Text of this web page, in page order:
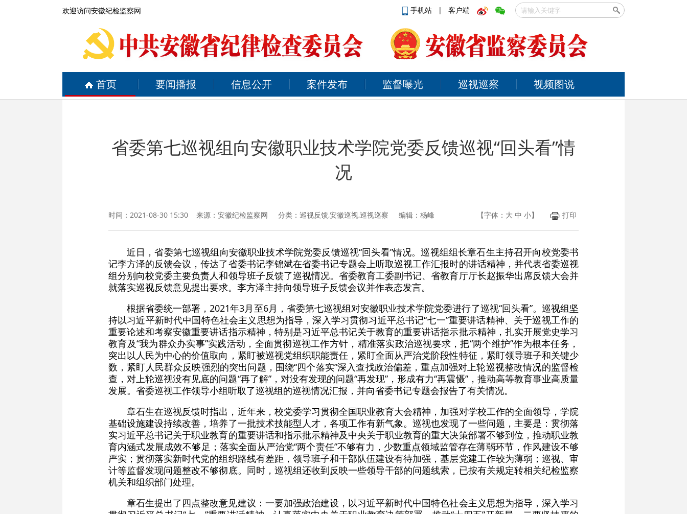
欢迎访问安徽纪检监察网 手机站 | 客户端
首页 要闻播报 信息公开 案件发布 监督曝光 巡视巡察 视频图说
省委第七巡视组向安徽职业技术学院党委反馈巡视“回头看”情
况
时间：2021-08-30 15:30 来源： 安徽纪检监察网 分类：巡视反馈,安徽巡视,巡视巡察 编辑：杨峰 【字体： 大 中 小】 打印
近日，省委第七巡视组向安徽职业技术学院党委反馈巡视“回头看”情况。巡视组组长章石生主持召开向校党委书
记李方泽的反馈会议，传达了省委书记李锦斌在省委书记专题会上听取巡视工作汇报时的讲话精神，并代表省委巡视
组分别向校党委主要负责人和领导班子反馈了巡视情况。省委教育工委副书记、省教育厅厅长赵振华出席反馈大会并
就落实巡视反馈意见提出要求。李方泽主持向领导班子反馈会议并作表态发言。
根据省委统一部署，2021年3月至6月，省委第七巡视组对安徽职业技术学院党委进行了巡视“回头看”。巡视组坚
持以习近平新时代中国特色社会主义思想为指导，深入学习贯彻习近平总书记“七一”重要讲话精神、关于巡视工作的
重要论述和考察安徽重要讲话指示精神，特别是习近平总书记关于教育的重要讲话指示批示精神，扎实开展党史学习
教育及“我为群众办实事”实践活动，全面贯彻巡视工作方针，精准落实政治巡视要求，把“两个维护”作为根本任务，
突出以人民为中心的价值取向，紧盯被巡视党组织职能责任，紧盯全面从严治党阶段性特征，紧盯领导班子和关键少
数，紧盯人民群众反映强烈的突出问题，围绕“四个落实”深入查找政治偏差，重点加强对上轮巡视整改情况的监督检
查，对上轮巡视没有见底的问题“再了解”，对没有发现的问题“再发现”，形成有力“再震慑”，推动高等教育事业高质量
发展。省委巡视工作领导小组听取了巡视组的巡视情况汇报，并向省委书记专题会报告了有关情况。
章石生在巡视反馈时指出，近年来，校党委学习贯彻全国职业教育大会精神，加强对学校工作的全面领导，学院
基础设施建设持续改善，培养了一批技术技能型人才，各项工作有新气象。巡视也发现了一些问题，主要是：贯彻落
实习近平总书记关于职业教育的重要讲话和指示批示精神及中央关于职业教育的重大决策部署不够到位，推动职业教
育内涵式发展成效不够足；落实全面从严治党“两个责任”不够有力，少数重点领域监管存在薄弱环节，作风建设不够
严实；贯彻落实新时代党的组织路线有差距，领导班子和干部队伍建设有待加强，基层党建工作较为薄弱；巡视、审
计等监督发现问题整改不够彻底。同时，巡视组还收到反映一些领导干部的问题线索，已按有关规定转相关纪检监察
机关和组织部门处理。
章石生提出了四点整改意见建议：一要加强政治建设，以习近平新时代中国特色社会主义思想为指导，深入学习